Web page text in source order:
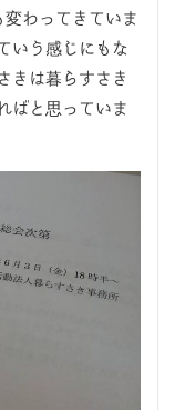
わってきていま
いう感じにもな
きは暮らすさき
ばと思っていま